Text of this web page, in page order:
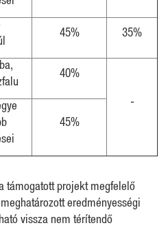
45% 35%
40%
-
45%
támogatott projekt megfelelő
eredményességi
vissza nem térítendő